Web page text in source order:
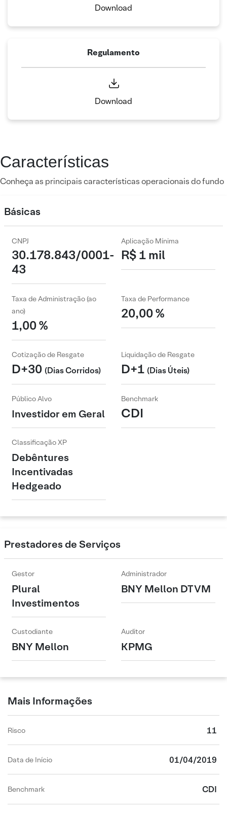
Download
Regulamento
Download
Características
Conheça as principais características operacionais do fundo
Básicas
CNPJ
30.178.843/0001-
43
Aplicação Mínima
R$ 1 mil
Taxa de Administração (ao
ano)
1,00 %
Taxa de Performance
20,00 %
Cotização de Resgate
D+30 (Dias Corridos)
Liquidação de Resgate
D+1 (Dias Úteis)
Público Alvo
Investidor em Geral
Benchmark
CDI
Classificação XP
Debêntures
Incentivadas
Hedgeado
Prestadores de Serviços
Gestor
Plural
Investimentos
Administrador
BNY Mellon DTVM
Custodiante
BNY Mellon
Auditor
KPMG
Mais Informações
Risco 11
Data de Início 01/04/2019
Benchmark CDI